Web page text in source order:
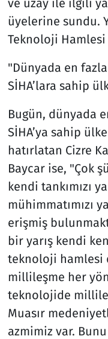
üyelerine sundu.
Teknoloji Hamlesi
"Dünyada en
SİHA’lara sahip
Bugün, dünyada
SİHA’ya sahip
hatırlatan Cizre
Baycar ise, "Çok
kendi tankımızı
mühimmatımızı
erişmiş
bir yarış kendi
teknoloji hamlesi
millileşme her
teknolojide
Muasır
azmimiz var.
Teknoloji ve
Televizyon